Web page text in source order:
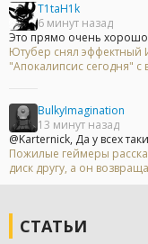
T1taH1k
6 минут назад
Это прямо очень хорошо
Ютубер снял эффектный
"Апокалипсис сегодня"
BulkyImagination
13 минут назад
@Karternick, Да у всех
Пожилые геймеры
диск другу, а он
СТАТЬИ